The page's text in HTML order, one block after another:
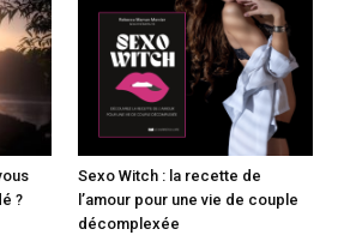
?
Sexo Witch : la recette de
l’amour pour une vie de couple
décomplexée